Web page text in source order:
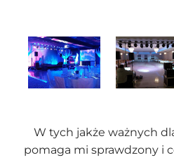
W tych jakże ważnych
pomaga mi sprawdzony i